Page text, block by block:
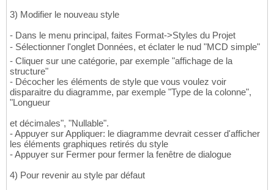
3) Modifier le nouveau style
- Dans le menu principal, faites Format->Styles du Projet
- Sélectionner l'onglet Données, et éclater le nud "MCD simple"
- Cliquer sur une catégorie, par exemple "affichage de la
structure"
- Décocher les éléments de style que vous voulez voir
disparaitre du diagramme, par exemple "Type de la colonne",
"Longueur
et décimales", "Nullable".
- Appuyer sur Appliquer: le diagramme devrait cesser d'afficher
les éléments graphiques retirés du style
- Appuyer sur Fermer pour fermer la fenêtre de dialogue
4) Pour revenir au style par défaut